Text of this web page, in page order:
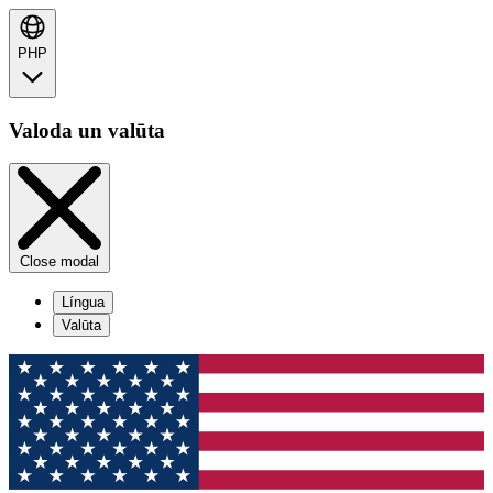
PHP
Valoda un valūta
Close modal
Língua
Valūta